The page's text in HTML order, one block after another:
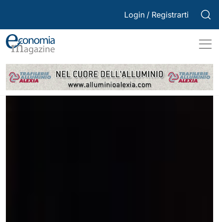
Login / Registrarti